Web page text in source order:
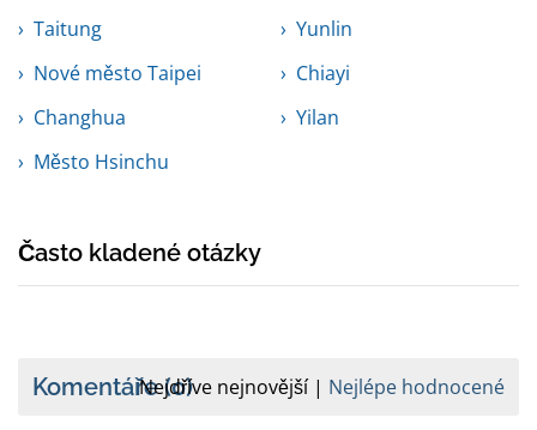
Taitung
Yunlin
Nové město Taipei
Chiayi
Changhua
Yilan
Město Hsinchu
Často kladené otázky
Komentáře(0)
Nejdříve nejnovější Nejlépe hodnocené